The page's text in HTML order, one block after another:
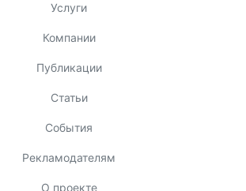
Услуги
Компании
Публикации
Статьи
События
Рекламодателям
О проекте